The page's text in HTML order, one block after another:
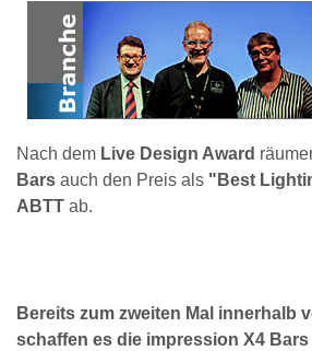
Nach dem Live Design Award
Bars auch den Preis als "Best
ABTT ab.
Bereits zum zweiten Mal innerhalb
schaffen es die impression X4